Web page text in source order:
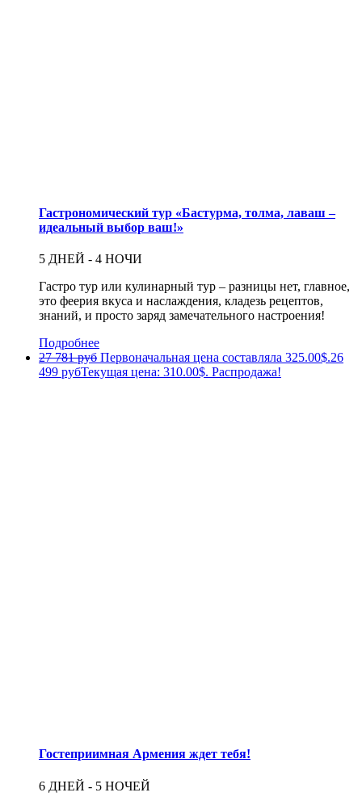
Гастрономический тур «Бастурма, толма, лаваш –
идеальный выбор ваш!»
5 ДНЕЙ - 4 НОЧИ
Гастро тур или кулинарный тур – разницы нет, главное,
это феерия вкуса и наслаждения, кладезь рецептов,
знаний, и просто заряд замечательного настроения!
Подробнее
27 781 руб Первоначальная цена составляла 325.00$.26
499 рубТекущая цена: 310.00$. Распродажа!
Гостеприимная Армения ждет тебя!
6 ДНЕЙ - 5 НОЧЕЙ